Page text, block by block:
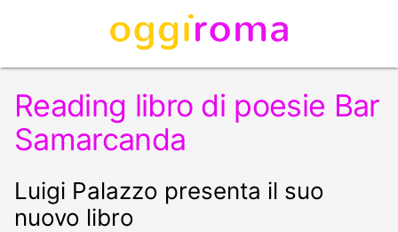
Reading libro di poesie Bar
Samarcanda
Luigi Palazzo presenta il suo
nuovo libro